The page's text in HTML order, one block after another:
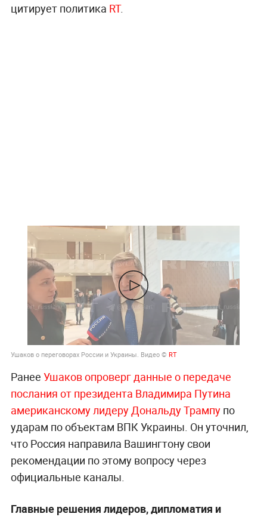
цитирует политика RT.
Ушаков о переговорах России и Украины. Видео © RT
Ранее Ушаков опроверг данные о передаче
послания от президента Владимира Путина
американскому лидеру Дональду Трампупо
ударам по объектам ВПК Украины. Он уточнил,
что Россия направила Вашингтону свои
рекомендации по этому вопросу через
официальные каналы.
Главные решения лидеров, дипломатия и